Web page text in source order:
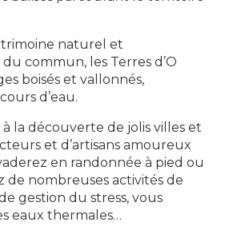
naturel et
commun, les Terres d’O
boisés et vallonnés,
d’eau.
à la découverte de jolis villes et
et d’artisans amoureux
en randonnée à pied ou
de nombreuses activités de
gestion du stress, vous
eaux thermales…